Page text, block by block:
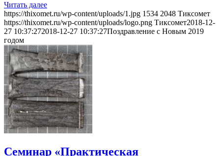
Читать далее
https://thixomet.ru/wp-content/uploads/1.jpg 1534 2048 Тиксомет
https://thixomet.ru/wp-content/uploads/logo.png Тиксомет2018-12-
27 10:37:272018-12-27 10:37:27Поздравление с Новым 2019
годом
Семинар «Практическая